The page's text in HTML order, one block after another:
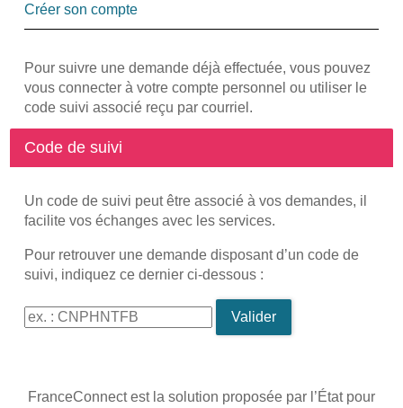
Créer son compte
Pour suivre une demande déjà effectuée, vous pouvez
vous connecter à votre compte personnel ou utiliser le
code suivi associé reçu par courriel.
Code de suivi
Un code de suivi peut être associé à vos demandes, il
facilite vos échanges avec les services.
Pour retrouver une demande disposant d’un code de
suivi, indiquez ce dernier ci-dessous :
Code de suivi
Valider
FranceConnect est la solution proposée par l’État pour